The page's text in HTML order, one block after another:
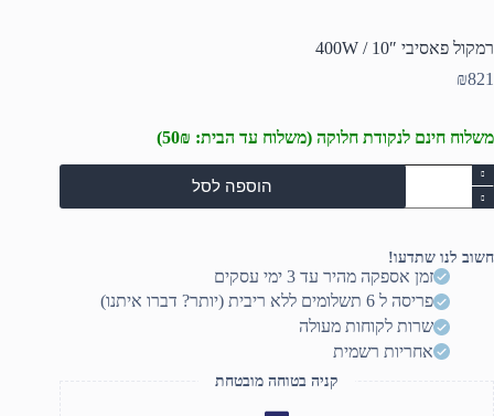
רמקול פאסיבי 10″ / 400W
₪821
משלוח חינם לנקודת חלוקה (משלוח עד הבית: 50₪)
כמות
של
רמקול
/
הוספה לסל
חשוב לנו שתדעו!
זמן אספקה מהיר עד 3 ימי עסקים
פריסה ל 6 תשלומים ללא ריבית (יותר? דברו איתנו)
שרות לקוחות מעולה
אחריות רשמית
קניה בטוחה מובטחת